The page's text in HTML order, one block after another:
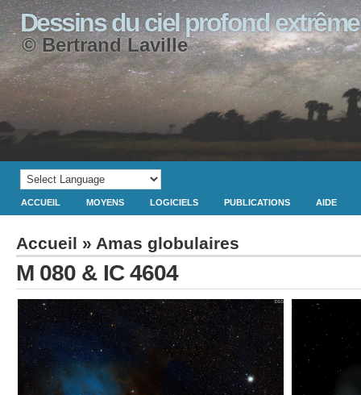
Dessins du ciel profond extrême
© Bertrand Laville
ACCUEIL MOYENS LOGICIELS PUBLICATIONS AIDE
Accueil » Amas globulaires
M 080 & IC 4604